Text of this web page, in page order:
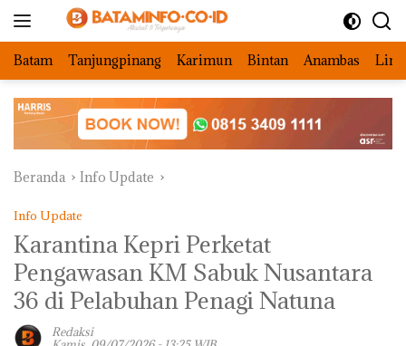
Batam Tanjungpinang Karimun Bintan Anambas
Beranda Info Update
Info Update
Karantina Kepri Perketat
Pengawasan KM Sabuk Nusantara
36 di Pelabuhan Penagi Natuna
Redaksi